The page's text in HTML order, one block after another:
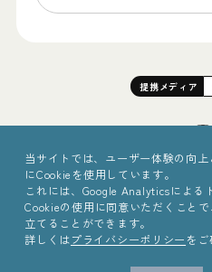
©2025
提携メディア
当サイトでは、ユーザー体験の向
にCookieを使用しています。
これには、Google Analyticsによる
Cookieの使用に同意いただくこと
立てることができます。
詳しくはプライバシーポリシー をご